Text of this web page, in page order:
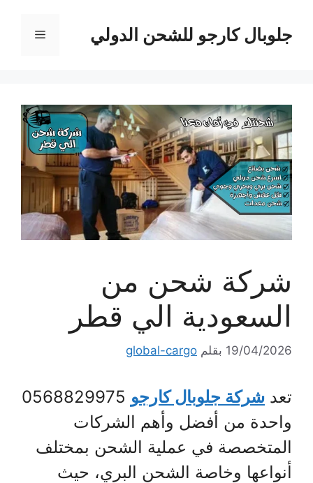
المحتوىجلوبال كارجو للشحن الدولي القائمة
شركة شحن من
السعودية الي قطر
19/04/2026 بقلم global-cargo
تعد شركة جلوبال كارجو 0568829975
واحدة من أفضل وأهم الشركات
المتخصصة في عملية الشحن بمختلف
أنواعها وخاصة الشحن البري، حيث